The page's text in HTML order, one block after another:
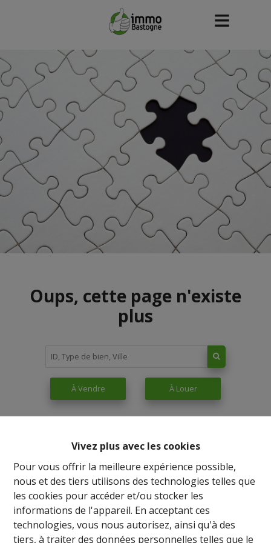
Vivez plus avec les cookies
Pour vous offrir la meilleure expérience possible,
nous et des tiers utilisons des technologies telles que
les cookies pour accéder et/ou stocker les
informations de l'appareil. En acceptant ces
technologies, vous nous autorisez, ainsi qu'à des
tiers, à traiter des données personnelles telles que le
Oups, cette page n'existe
plus
À Vendre À Louer